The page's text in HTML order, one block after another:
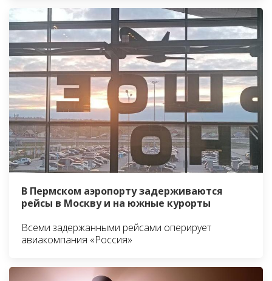
В Пермском аэропорту задерживаются
рейсы в Москву и на южные курорты
Всеми задержанными рейсами оперирует
авиакомпания «Россия»